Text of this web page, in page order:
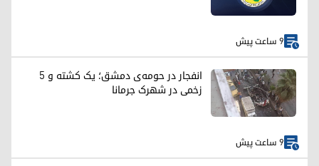
9 ساعت پیش
انفجار در حومه‌ی دمشق؛ یک کشته و ۵
زخمی در شهرک جرمانا
9 ساعت پیش